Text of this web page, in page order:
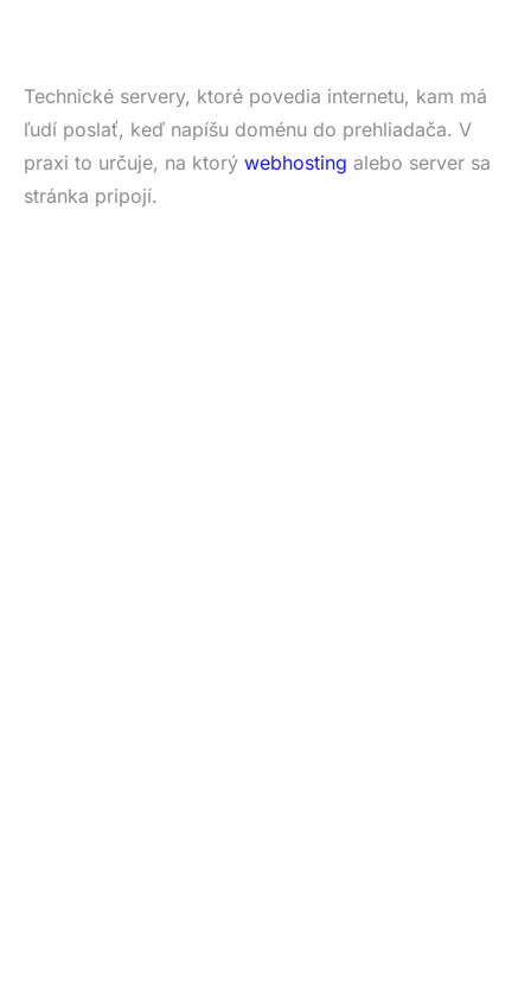
Technické servery, ktoré povedia internetu, kam má
ľudí poslať, keď napíšu doménu do prehliadača. V
praxi to určuje, na ktorý webhosting alebo server sa
stránka pripojí.